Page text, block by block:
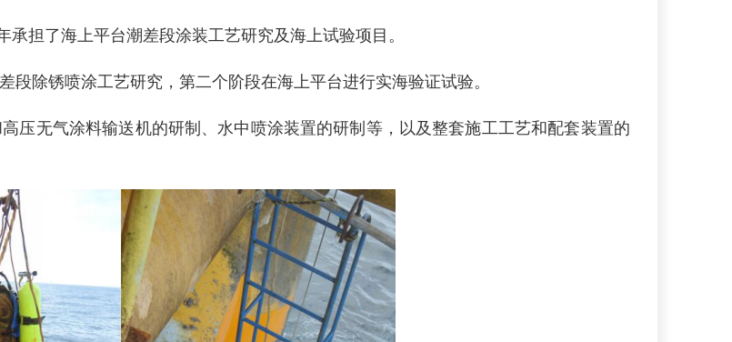
担了海上平台潮差段涂装工艺研究及海上试验项目。
除锈喷涂工艺研究，第二个阶段在海上平台进行实海验证试验。
无气涂料输送机的研制、水中喷涂装置的研制等，以及整套施工工艺和配套装置的